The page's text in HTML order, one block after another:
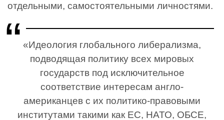
отдельными, самостоятельными личностями.
«Идеология глобального либерализма,
подводящая политику всех мировых
государств под исключительное
соответствие интересам англо-
американцев с их политико-правовыми
институтами такими как ЕС, НАТО, ОБСЕ,